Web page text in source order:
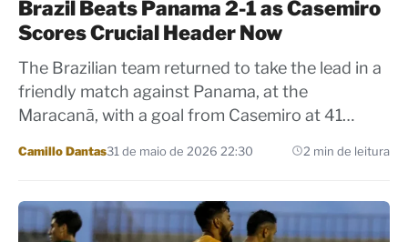
Brazil Beats Panama 2-1 as Casemiro
Scores Crucial Header Now
The Brazilian team returned to take the lead in a
friendly match against Panama, at the
Maracanã, with a goal from Casemiro at 41…
Por
Camillo Dantas31 de maio de 2026 22:30 2 min de leitura